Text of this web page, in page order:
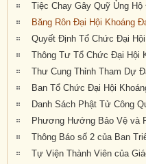
Tiệc Chay Gây Quỹ Ủng
Quyết Định Tổ Chức Đại
Thông Tư Tổ Chức Đại Hội
Thư Cung Thỉnh Tham Dự
Ban Tổ Chức Đại Hội
Phương Hướng Bảo Vệ và
Thông Báo số 2 của Ban